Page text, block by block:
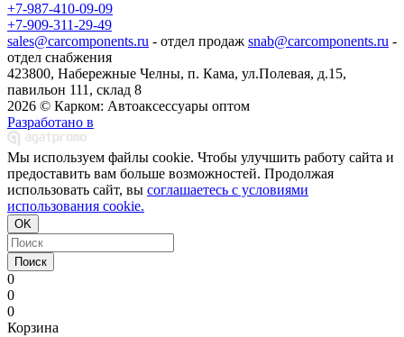
+7-987-410-09-09
+7-909-311-29-49
sales@carcomponents.ru - отдел продаж snab@carcomponents.ru -
отдел снабжения
423800, Набережные Челны, п. Кама, ул.Полевая, д.15,
павильон 111, склад 8
2026 © Карком: Автоаксессуары оптом
Разработано в
Мы используем файлы cookie. Чтобы улучшить работу сайта и
предоставить вам больше возможностей. Продолжая
использовать сайт, вы соглашаетесь с условиями
использования cookie.
OK
Поиск
0
0
0
Корзина